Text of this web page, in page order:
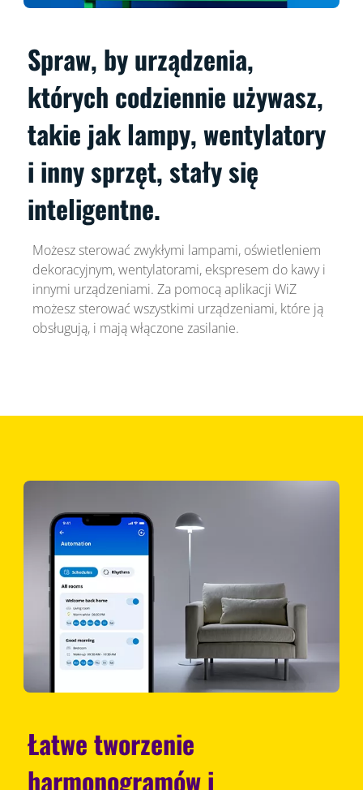
Spraw, by urządzenia,
których codziennie używasz,
takie jak lampy, wentylatory
i inny sprzęt, stały się
inteligentne.
Możesz sterować zwykłymi lampami, oświetleniem
dekoracyjnym, wentylatorami, ekspresem do kawy i
innymi urządzeniami. Za pomocą aplikacji WiZ
możesz sterować wszystkimi urządzeniami, które ją
obsługują, i mają włączone zasilanie.
Łatwe tworzenie
harmonogramów i